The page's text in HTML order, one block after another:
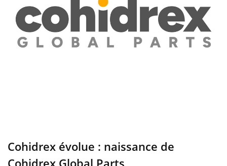
Cohidrex évolue : naissance de
Cohidrex Global Parts